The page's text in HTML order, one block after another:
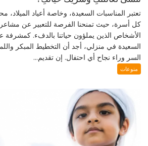
تعتبر المناسبات السعيدة، وخاصة أعياد
كل أسرة، حيث تمنحنا الفرصة للتعبير عن مشاعر
الأشخاص الذين يملؤون حياتنا بالدفء. كمشرفة
السعيدة في منزلي، أجد أن التخطيط المبكر
السر وراء نجاح أي احتفال. إن تقديم...
منوعات